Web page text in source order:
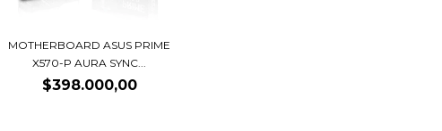
MOTHERBOARD ASUS PRIME
X570-P AURA SYNC...
$398.000,00